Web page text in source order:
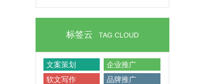
标签云 TAG CLOUD
文案策划
企业推广
软文写作
品牌推广